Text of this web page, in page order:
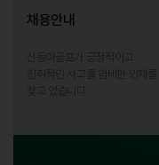
채용안내
신동아골프가 긍정적이고
진취적인 사고를 겸비한 인재를
찾고 있습니다.